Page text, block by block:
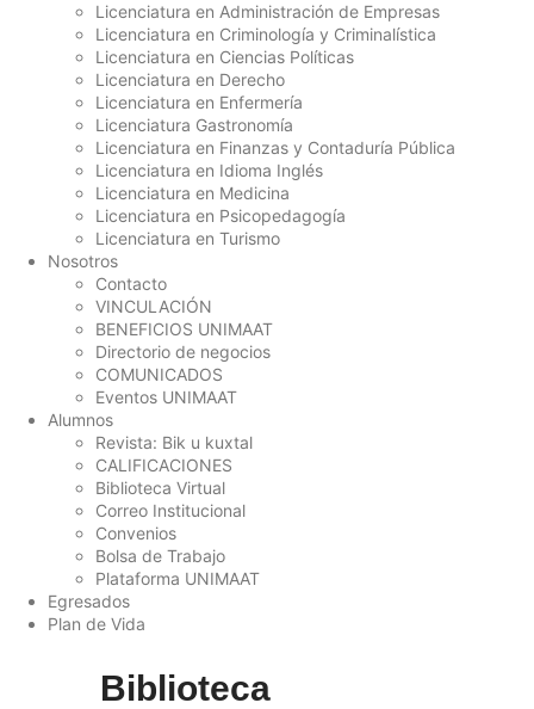
Licenciatura en Administración de Empresas
Licenciatura en Criminología y Criminalística
Licenciatura en Ciencias Políticas
Licenciatura en Derecho
Licenciatura en Enfermería
Licenciatura Gastronomía
Licenciatura en Finanzas y Contaduría Pública
Licenciatura en Idioma Inglés
Licenciatura en Medicina
Licenciatura en Psicopedagogía
Licenciatura en Turismo
Nosotros
Contacto
VINCULACIÓN
BENEFICIOS UNIMAAT
Directorio de negocios
COMUNICADOS
Eventos UNIMAAT
Alumnos
Revista: Bik u kuxtal
CALIFICACIONES
Biblioteca Virtual
Correo Institucional
Convenios
Bolsa de Trabajo
Plataforma UNIMAAT
Egresados
Plan de Vida
Biblioteca